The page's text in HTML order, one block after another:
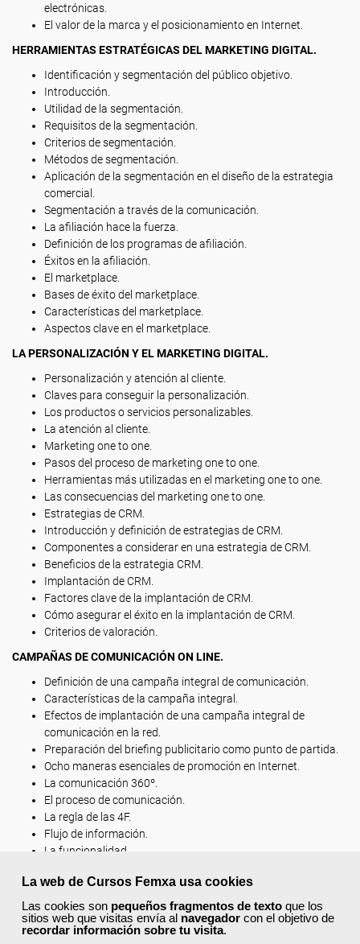
La web de Cursos Femxa usa cookies
Las cookies son pequeños fragmentos de texto que los
sitios web que visitas envía al navegador con el objetivo de
recordar información sobre tu visita.
electrónicas.
El valor de la marca y el posicionamiento en Internet.
HERRAMIENTAS ESTRATÉGICAS DEL MARKETING DIGITAL.
Identificación y segmentación del público objetivo.
Introducción.
Utilidad de la segmentación.
Requisitos de la segmentación.
Criterios de segmentación.
Métodos de segmentación.
Aplicación de la segmentación en el diseño de la estrategia
comercial.
Segmentación a través de la comunicación.
La afiliación hace la fuerza.
Definición de los programas de afiliación.
Éxitos en la afiliación.
El marketplace.
Bases de éxito del marketplace.
Características del marketplace.
Aspectos clave en el marketplace.
LA PERSONALIZACIÓN Y EL MARKETING DIGITAL.
Personalización y atención al cliente.
Claves para conseguir la personalización.
Los productos o servicios personalizables.
La atención al cliente.
Marketing one to one.
Pasos del proceso de marketing one to one.
Herramientas más utilizadas en el marketing one to one.
Las consecuencias del marketing one to one.
Estrategias de CRM.
Introducción y definición de estrategias de CRM.
Componentes a considerar en una estrategia de CRM.
Beneficios de la estrategia CRM.
Implantación de CRM.
Factores clave de la implantación de CRM.
Cómo asegurar el éxito en la implantación de CRM.
Criterios de valoración.
CAMPAÑAS DE COMUNICACIÓN ON LINE.
Definición de una campaña integral de comunicación.
Características de la campaña integral.
Efectos de implantación de una campaña integral de
comunicación en la red.
Preparación del briefing publicitario como punto de partida.
Ocho maneras esenciales de promoción en Internet.
La comunicación 360º.
El proceso de comunicación.
La regla de las 4F.
Flujo de información.
La funcionalidad.
La fidelización.
La velocidad de reacción.
LA PUBLICIDAD ON LINE Y SU EFICACIA.